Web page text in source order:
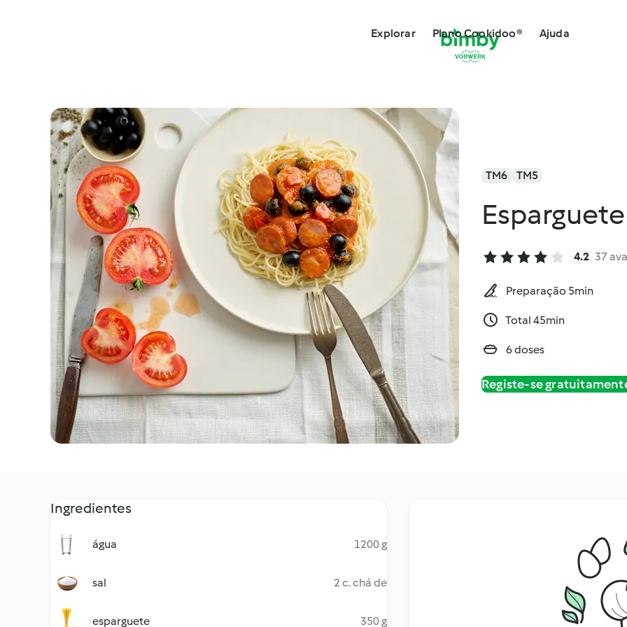
Explorar Plano Cookidoo® Ajuda
TM6 TM5
4.2 37
Preparação 5min
Total 45min
6 doses
Registe-se
Ingredientes
água 1200 g
sal 2 c. chá de
esparguete 350 g